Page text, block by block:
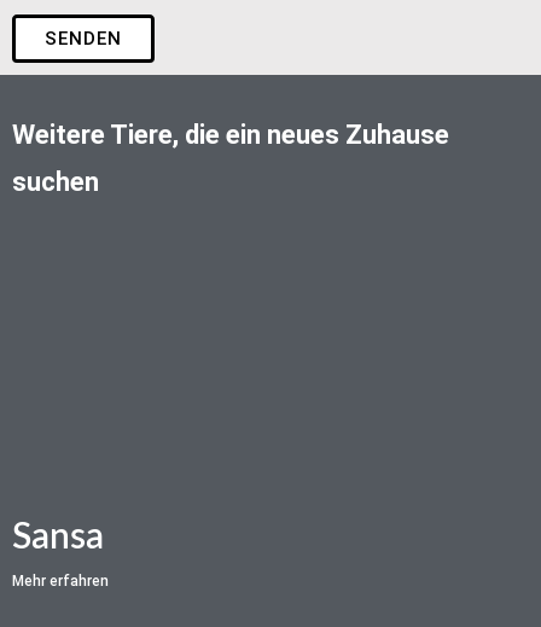
SENDEN
Weitere Tiere, die ein neues Zuhause
suchen
Sansa
Mehr erfahren